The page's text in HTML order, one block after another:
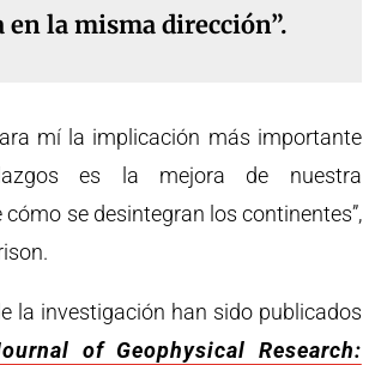
en la misma dirección”.
mí la implicación más importante
es la mejora de nuestra
se desintegran los continentes”,
la investigación han sido publicados
of Geophysical Research: